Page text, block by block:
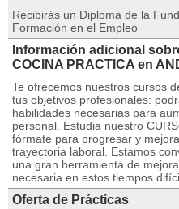
Recibirás un Diploma de la
Formación en el Empleo
Información adicional
COCINA PRACTICA en
Te ofrecemos nuestros cursos
tus objetivos profesionales:
habilidades necesarias para
personal. Estudia nuestro
fórmate para progresar y
trayectoria laboral. Estamos
una gran herramienta de
necesaria en estos tiempos
Oferta de Prácticas